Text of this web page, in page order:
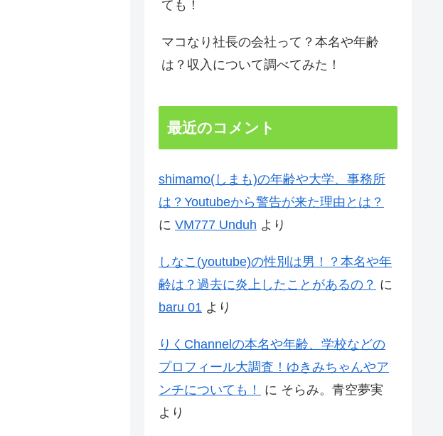
ても！
マコなり社長の会社って？本名や年齢
は？収入について調べてみた！
最近のコメント
shimamo(しまも)の年齢や大学、事務所
は？Youtubeから警告が来た理由とは？
に VM777 Unduh より
しなこ(youtube)の性別は男！？本名や年
齢は？過去に炎上したことがあるの？ に
baru 01 より
りくChannelの本名や年齢、学校などの
プロフィール大調査！ゆきみちゃんやア
ンチについても！
に そらみ。青空夢実
より